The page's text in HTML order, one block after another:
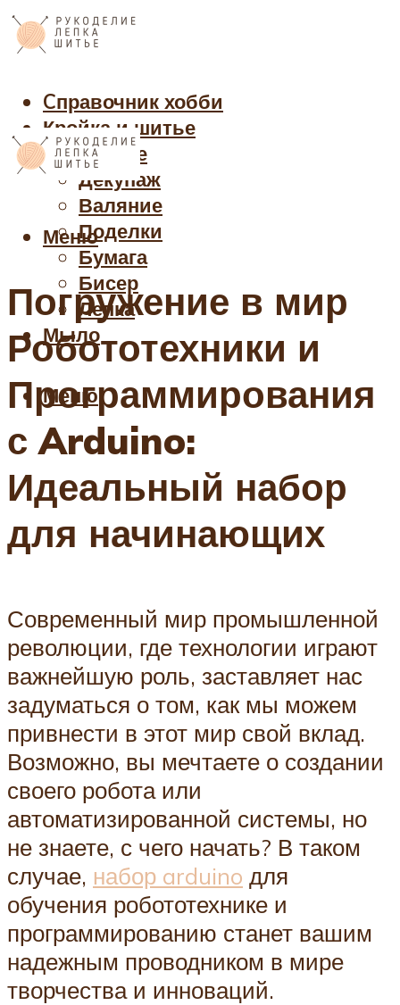
Cправочник хобби
Кройка и шитье
Рукоделие
Декупаж
Валяние
Поделки
Бумага
Бисер
Лепка
Мыло
Меню
Меню
Погружение в мир
Робототехники и
Программирования
с Arduino:
Идеальный набор
для начинающих
Современный мир промышленной
революции, где технологии играют
важнейшую роль, заставляет нас
задуматься о том, как мы можем
привнести в этот мир свой вклад.
Возможно, вы мечтаете о создании
своего робота или
автоматизированной системы, но
не знаете, с чего начать? В таком
случае, набор arduino для
обучения робототехнике и
программированию станет вашим
надежным проводником в мире
творчества и инноваций.